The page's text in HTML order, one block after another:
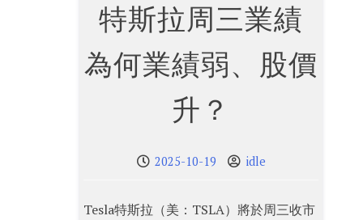
特斯拉周三業績
為何業績弱、股價
升？
2025-10-19 idle
Tesla特斯拉（美：TSLA）將於周三收市